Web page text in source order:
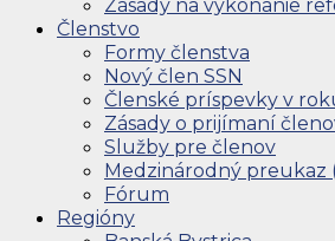
Zásady na vykonanie
Členstvo
Formy členstva
Nový člen SSN
Členské príspevky v
Zásady o prijímaní
Služby pre členov
Medzinárodný preukaz
Fórum
Regióny